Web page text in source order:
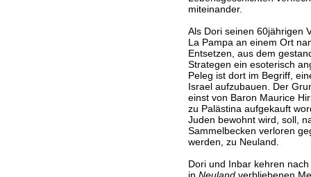
miteinander.
Als Dori seinen 60jährigen
La Pampa an einem Ort
Entsetzen, aus dem
Strategen ein esoterisch
Peleg ist dort im Begriff,
Israel aufzubauen. Der
einst von Baron Maurice
zu Palästina aufgekauft
Juden bewohnt wird, soll,
Sammelbecken verloren
werden, zu Neuland.
Dori und Inbar kehren
in Neulandverbliebenen